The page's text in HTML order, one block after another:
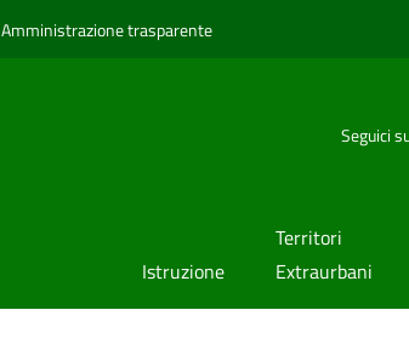
Amministrazione trasparente
Seguici
Istruzione
Territori
Extraurbani